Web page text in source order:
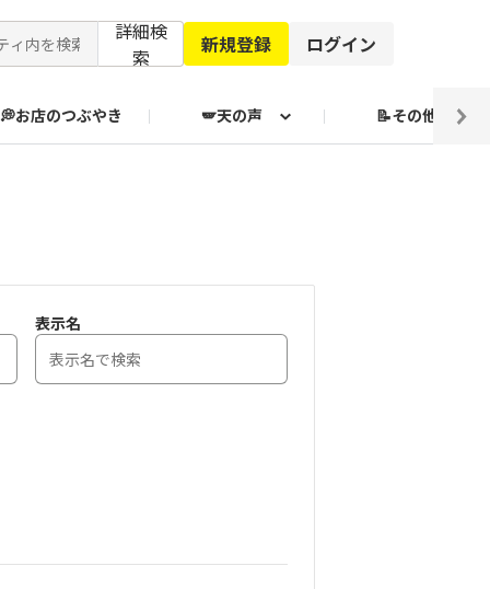
詳細検
索
新規登録 ログイン
💭お店のつぶやき 🪽天の声 📝その他
表示名